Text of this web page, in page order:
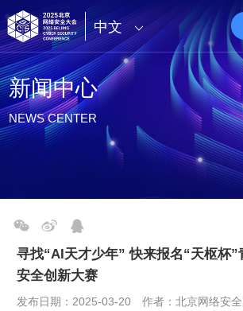
中文
新闻中心
NEWS CENTER
寻找“AI天才少年” 快来报名“天枢杯
安全创新大赛
发布日期：2025-03-20 作者：北京网络安全